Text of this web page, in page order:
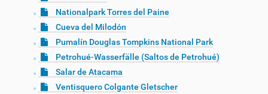
Nationalpark Torres del Paine
Cueva del Milodón
Pumalín Douglas Tompkins National Park
Petrohué-Wasserfälle (Saltos de Petrohué)
Salar de Atacama
Ventisquero Colgante Gletscher